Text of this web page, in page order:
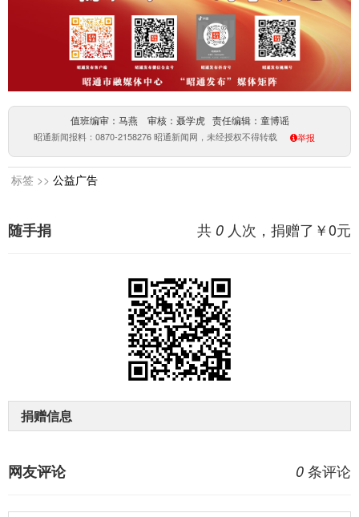
值班编审：马燕 审核：聂学虎 责任编辑：童博谣
昭通新闻报料：0870-2158276 昭通新闻网，未经授权不得转载 举报
标签 >> 公益广告
共 0 人次，捐赠了￥0元
随手捐
捐赠信息
0 条评论
网友评论